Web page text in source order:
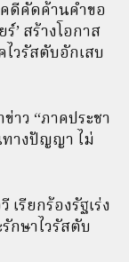
ดีคัดค้านคำขอ
’ สร้างโอกาส
ไวรัสตับอักเสบ
ว “ภาคประชา
างปัญญา ไม่
เรียกร้องรัฐเร่ง
กษาไวรัสตับ